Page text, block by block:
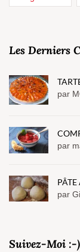
Les Derniers
par
par
par
Suivez-Moi :-)